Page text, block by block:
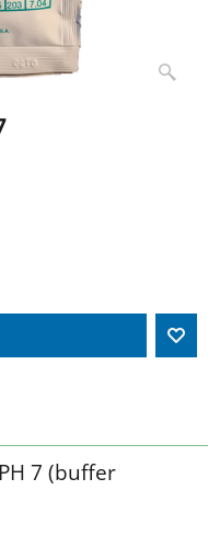
7 (buffer